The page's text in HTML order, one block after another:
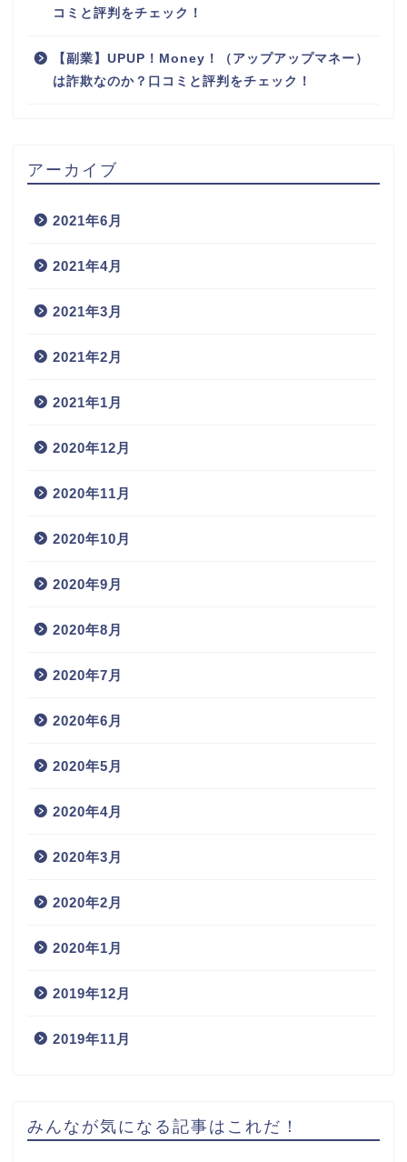
コミと評判をチェック！
【副業】UPUP！Money！（アップアップマネー）
は詐欺なのか？口コミと評判をチェック！
アーカイブ
2021年6月
2021年4月
2021年3月
2021年2月
2021年1月
2020年12月
2020年11月
2020年10月
2020年9月
2020年8月
2020年7月
2020年6月
2020年5月
2020年4月
2020年3月
2020年2月
2020年1月
2019年12月
2019年11月
みんなが気になる記事はこれだ！